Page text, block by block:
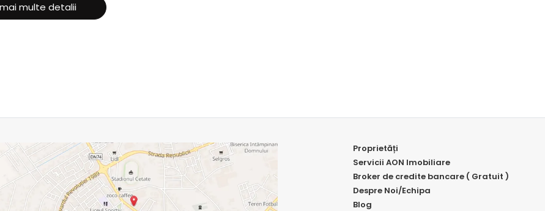
multe detalii
Proprietăți
Servicii AON Imobiliare
Broker de credite bancare ( Gratuit )
Despre Noi/Echipa
Blog